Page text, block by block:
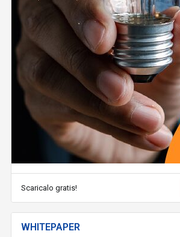
Scaricalo gratis!
WHITEPAPER